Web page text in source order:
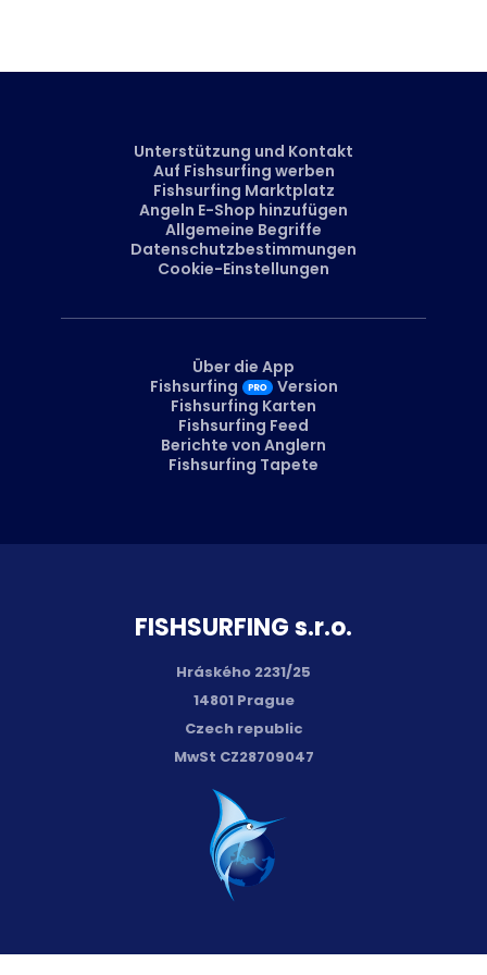
führt.
FISH­SURFING s.r.o.
Hráského 2231/25
14801 Prague
Czech republic
MwSt CZ28709047
Unterstützung und Kontakt
Auf Fishsurfing werben
Fishsurfing Marktplatz
Angeln E-Shop hinzufügen
Allgemeine Begriffe
Datenschutzbestimmungen
Cookie-Einstellungen
Über die App
Fishsurfing
Version
Fishsurfing Karten
Fishsurfing Feed
Berichte von Anglern
Fishsurfing Tapete